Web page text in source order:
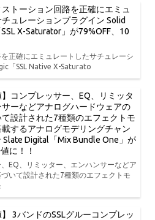
トーション回路を正確にエミュ
ュレーションプラグイン Solid
X-Saturator」が79%OFF、10
正確にエミュレートしたサチュレーシ
「SSL Native X-Saturato
】コンプレッサー、EQ、リミッタ
ーなどアナログハードウェアの
設計された7種類のエフェクトモ
するアナログモデリングチャン
Digital「Mix Bundle One」が
に！！
EQ、リミッター、エンハンサーなどア
いて設計された7種類のエフェクトモ
】 3バンドのSSLグルーコンプレッ